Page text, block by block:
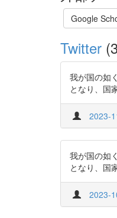
Google
Twitter
我が国の如
となり、国
2023-
我が国の如
となり、国
2023-